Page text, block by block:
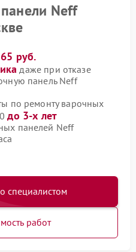
Neff
руб.
даже при отказе
панель Neff
по ремонту варочных
до 3-х лет
панелей Neff
специалистом
работ